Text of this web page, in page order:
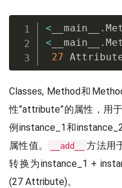
< __main__ .
< __main__ .
27
Classes, Method和
性”attribute”的属性，用
例instance_1和
属性值。
__add__
方法用
转换为instance_1 +
(27 Attribute)。